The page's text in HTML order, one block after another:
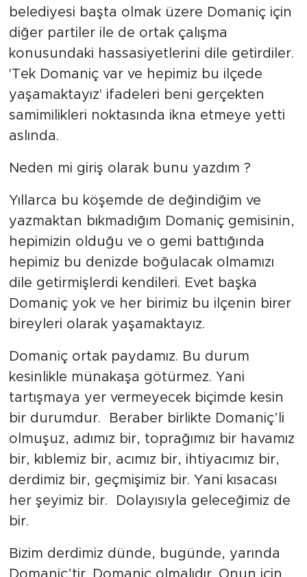
belediyesi başta olmak üzere Domaniç için
diğer partiler ile de ortak çalışma
konusundaki hassasiyetlerini dile getirdiler.
'Tek Domaniç var ve hepimiz bu ilçede
yaşamaktayız' ifadeleri beni gerçekten
samimilikleri noktasında ikna etmeye yetti
aslında.
Neden mi giriş olarak bunu yazdım ?
Yıllarca bu köşemde de değindiğim ve
yazmaktan bıkmadığım Domaniç gemisinin,
hepimizin olduğu ve o gemi battığında
hepimiz bu denizde boğulacak olmamızı
dile getirmişlerdi kendileri. Evet başka
Domaniç yok ve her birimiz bu ilçenin birer
bireyleri olarak yaşamaktayız.
Domaniç ortak paydamız. Bu durum
kesinlikle münakaşa götürmez. Yani
tartışmaya yer vermeyecek biçimde kesin
bir durumdur. Beraber birlikte Domaniç’li
olmuşuz, adımız bir, toprağımız bir havamız
bir, kıblemiz bir, acımız bir, ihtiyacımız bir,
derdimiz bir, geçmişimiz bir. Yani kısacası
her şeyimiz bir. Dolayısıyla geleceğimiz de
bir.
Bizim derdimiz dünde, bugünde, yarında